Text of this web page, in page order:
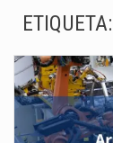
ETIQUETA: